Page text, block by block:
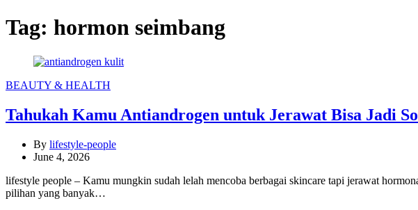
Tag: hormon seimbang
Categories
BEAUTY & HEALTH
Tahukah Kamu Antiandrogen untuk Jerawat Bisa Jadi
By lifestyle-people
June 4, 2026
lifestyle people – Kamu mungkin sudah lelah mencoba berbagai skincare tapi jerawat
pilihan yang banyak…